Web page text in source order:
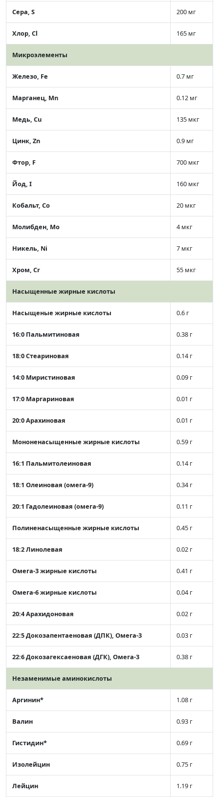
Сера, S 200 мг
Хлор, Cl 165 мг
Микроэлементы
Железо, Fe 0.7 мг
Марганец, Mn 0.12 мг
Медь, Cu 135 мкг
Цинк, Zn 0.9 мг
Фтор, F 700 мкг
Йод, I 160 мкг
Кобальт, Co 20 мкг
Молибден, Mo 4 мкг
Никель, Ni 7 мкг
Хром, Cr 55 мкг
Насыщенные жирные кислоты
Насыщеные жирные кислоты 0.6 г
16:0 Пальмитиновая 0.38 г
18:0 Стеариновая 0.14 г
14:0 Миристиновая 0.09 г
17:0 Маргариновая 0.01 г
20:0 Арахиновая 0.01 г
Мононенасыщенные жирные кислоты 0.59 г
16:1 Пальмитолеиновая 0.14 г
18:1 Олеиновая (омега-9) 0.34 г
20:1 Гадолеиновая (омега-9) 0.11 г
Полиненасыщенные жирные кислоты 0.45 г
18:2 Линолевая 0.02 г
Омега-3 жирные кислоты 0.41 г
Омега-6 жирные кислоты 0.04 г
20:4 Арахидоновая 0.02 г
22:5 Докозапентаеновая (ДПК), Омега-3 0.03 г
22:6 Докозагексаеновая (ДГК), Омега-3 0.38 г
Незаменимые аминокислоты
Аргинин* 1.08 г
Валин 0.93 г
Гистидин* 0.69 г
Изолейцин 0.75 г
Лейцин 1.19 г